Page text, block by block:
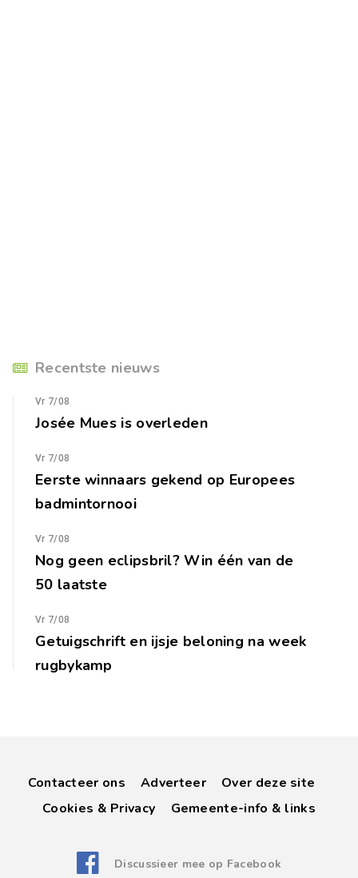
Recentste nieuws
Vr 7/08
Josée Mues is overleden
Vr 7/08
Eerste winnaars gekend op Europees
badmintornooi
Vr 7/08
Nog geen eclipsbril? Win één van de
50 laatste
Vr 7/08
Getuigschrift en ijsje beloning na week
rugbykamp
Contacteer ons Adverteer
Over deze site
Cookies & Privacy
Gemeente-info & links
Discussieer mee op Facebook